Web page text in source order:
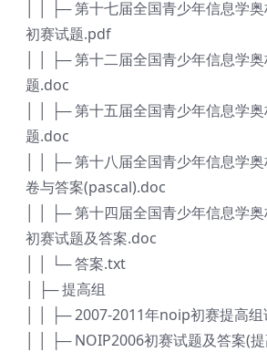
│ │ ├─ 第十七届全国青少年信息学
初赛试题.pdf
│ │ ├─ 第十二届全国青少年信息学
题.doc
│ │ ├─ 第十五届全国青少年信息学
题.doc
│ │ ├─ 第十八届全国青少年信息学
卷与答案(pascal).doc
│ │ ├─ 第十四届全国青少年信息学
初赛试题及答案.doc
│ │ └─ 答案.txt
│ ├─ 提高组
│ │ ├─ 2007-2011年noip初赛提高
│ │ ├─ NOIP2006初赛试题及答案(